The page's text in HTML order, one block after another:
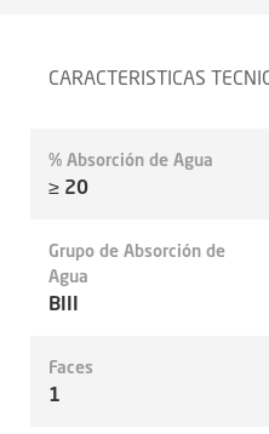
CARACTERISTICAS
% Absorción de Agua
≥ 20
Grupo de Absorción de
Agua
BIII
Faces
1